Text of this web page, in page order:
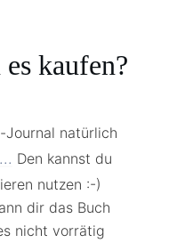
kaufen?
Journal natürlich
Den kannst du
nutzen :-)
dir das Buch
nicht vorrätig